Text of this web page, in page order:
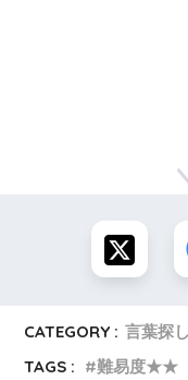
CATEGORY : 言葉探し
TAGS :
難易度★★